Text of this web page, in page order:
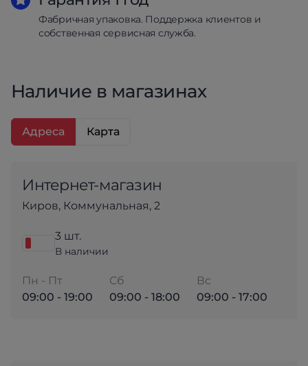
Фабричная упаковка. Поддержка клиентов и
собственная сервисная служба.
Наличие в магазинах
Адреса Карта
Интернет-магазин
Киров, Коммунальная, 2
3 шт.
В наличии
Пн - Пт
09:00 - 19:00
Сб
09:00 - 18:00
Вс
09:00 - 17:00